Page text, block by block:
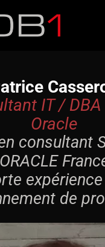
des cookies
IT / DBA
Oracle
consultant
ORACLE
de